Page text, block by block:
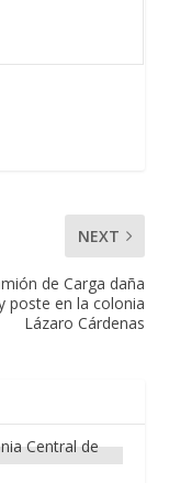
NEXT
de Carga daña
poste en la colonia
Lázaro Cárdenas